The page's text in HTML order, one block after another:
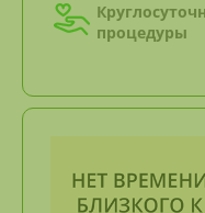
процедуры